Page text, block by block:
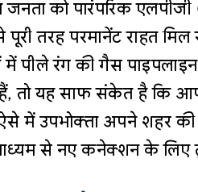
को पारंपरिक एलपीजी
पूरी तरह परमानेंट राहत
पीले रंग की गैस पाइपलाइन
तो यह साफ संकेत है कि
में उपभोक्ता अपने शहर
माध्यम से नए कनेक्शन के